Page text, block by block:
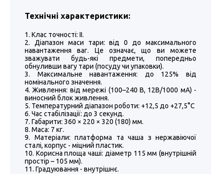
Технічні характеристики:
Клас точності: ІІ.
Діапазон маси тари: від 0 до максимального
навантаження ваг. Це означає, що ви можете
зважувати будь-які предмети, попередньо
обнуливши вагу тари (посуду чи упаковки).
Максимальне навантаження: до 125% від
номінального значення.
Живлення: від мережі (100–240 В, 12В/1000 мА) -
виносний блок живлення.
Температурний діапазон роботи: +12,5 до +27,5°C
Час стабілізації: до 3 секунд.
Габарити: 360 × 220 × 320 (180) мм.
Маса: 7 кг.
Матеріали: платформа та чаша з нержавіючої
сталі, корпус - міцний пластик.
Корисна площа чаші: діаметр 115 мм (внутрішній
простір – 105 мм).
Градуювання - внутрішнє.